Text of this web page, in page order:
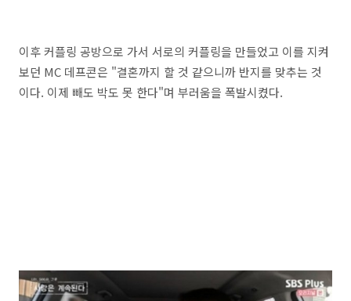
이후 커플링 공방으로 가서 서로의 커플링을 만들었고 이를 지켜
보던 MC 데프콘은 "결혼까지 할 것 같으니까 반지를 맞추는 것
이다. 이제 빼도 박도 못 한다"며 부러움을 폭발시켰다.